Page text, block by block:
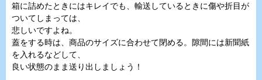
箱に詰めたときにはキレイでも、輸送しているときに傷や折目が
ついてしまっては、
悲しいですよね。
蓋をする時は、商品のサイズに合わせて閉める。隙間には新聞紙
を入れるなどして、
良い状態のまま送り出しましょう！